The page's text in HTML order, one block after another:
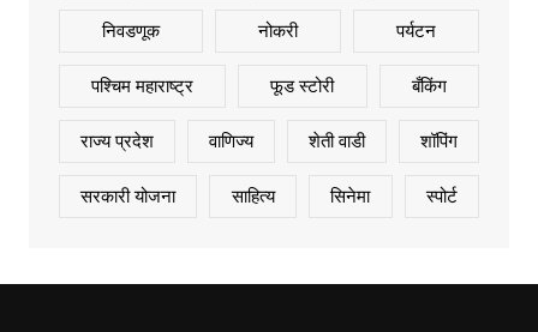
निवडणूक नोकरी पर्यटन
पश्चिम महाराष्ट्र फूड स्टोरी बँकिंग
राज्य प्रदेश वाणिज्य शेती वाडी शॉपिंग
सरकारी योजना साहित्य सिनेमा स्पोर्ट